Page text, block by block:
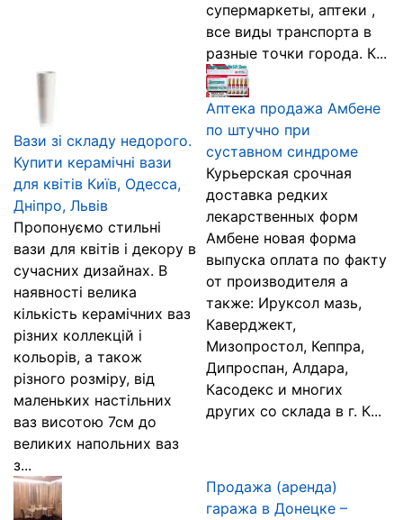
супермаркеты, аптеки ,
все виды транспорта в
разные точки города. К...
Вази зі складу недорого.
Купити керамічні вази
для квітів Київ, Одесса,
Дніпро, Львів
Пропонуємо стильні
вази для квітів і декору в
сучасних дизайнах. В
наявності велика
кількість керамічних ваз
різних коллекцій і
кольорів, а також
різного розміру, від
маленьких настільних
ваз висотою 7см до
великих напольних ваз
з...
Аптека продажа Амбене
по штучно при
суставном синдроме
Курьерская срочная
доставка редких
лекарственных форм
Амбене новая форма
выпуска оплата по факту
от производителя а
также: Ируксол мазь,
Каверджект,
Мизопростол, Кеппра,
Дипроспан, Алдара,
Касодекс и многих
других со склада в г. К...
Продажа (аренда)
гаража в Донецке –